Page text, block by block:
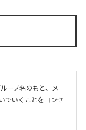
ープ名のもと、メ
でいくことをコンセ